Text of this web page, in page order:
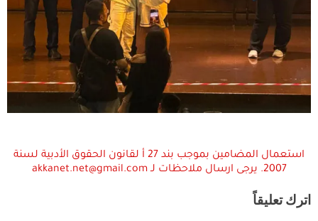
استعمال المضامين بموجب بند 27 أ لقانون الحقوق الأدبية لسنة
2007. يرجى ارسال ملاحظات لـ akkanet.net@gmail.com
اترك تعليقاً